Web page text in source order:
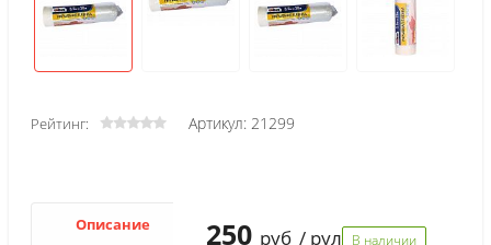
Рейтинг: Артикул: 21299
250 руб / рул В наличии
Описание